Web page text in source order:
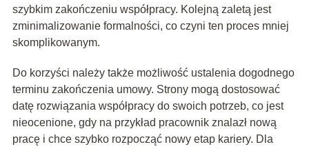
szybkim zakończeniu współpracy. Kolejną zaletą jest
zminimalizowanie formalności, co czyni ten proces mniej
skomplikowanym.
Do korzyści należy także możliwość ustalenia dogodnego
terminu zakończenia umowy. Strony mogą dostosować
datę rozwiązania współpracy do swoich potrzeb, co jest
nieocenione, gdy na przykład pracownik znalazł nową
pracę i chce szybko rozpocząć nowy etap kariery. Dla